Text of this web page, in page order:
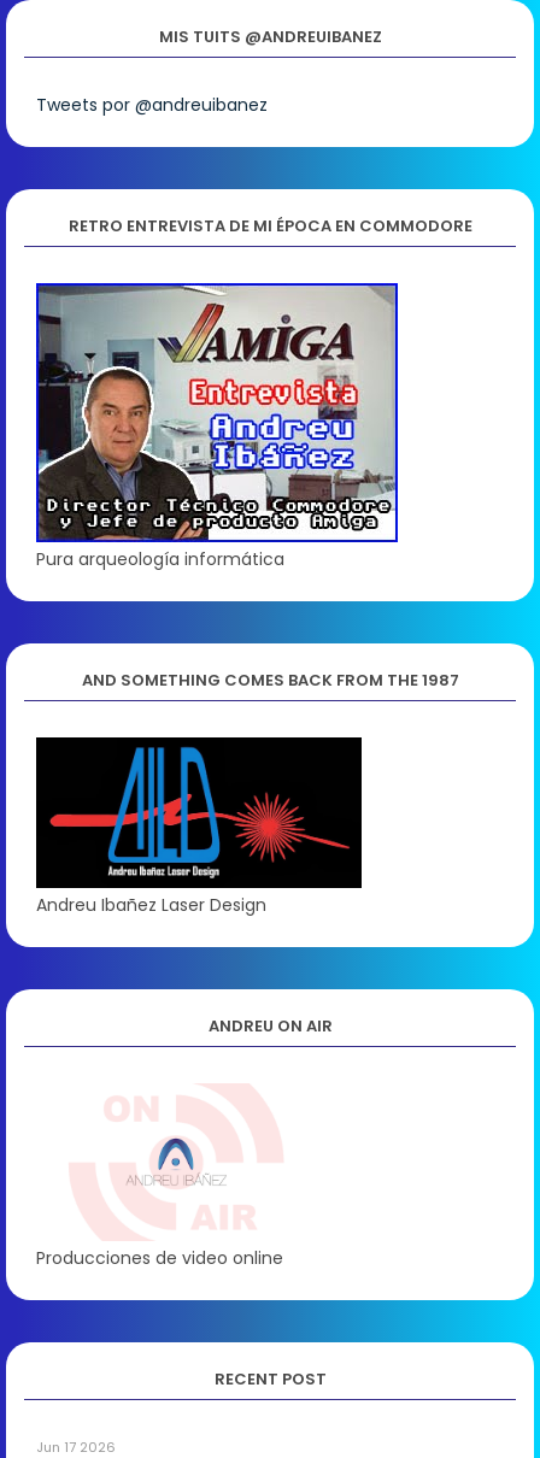
MIS TUITS @ANDREUIBANEZ
Tweets por @andreuibanez
RETRO ENTREVISTA DE MI ÉPOCA EN COMMODORE
Pura arqueología informática
AND SOMETHING COMES BACK FROM THE 1987
Andreu Ibañez Laser Design
ANDREU ON AIR
Producciones de video online
RECENT POST
Jun 17 2026